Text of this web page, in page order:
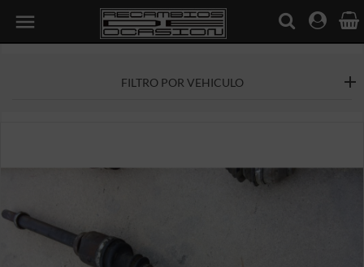

FILTRO POR VEHICULO